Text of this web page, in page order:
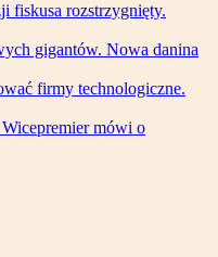
fiskusa rozstrzygnięty.
gigantów. Nowa danina
firmy technologiczne.
mówi o